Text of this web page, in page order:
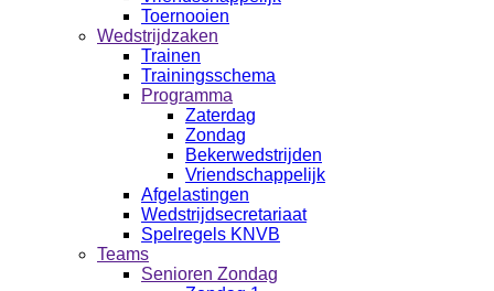
Toernooien
Wedstrijdzaken
Trainen
Trainingsschema
Programma
Zaterdag
Zondag
Bekerwedstrijden
Vriendschappelijk
Afgelastingen
Wedstrijdsecretariaat
Spelregels KNVB
Teams
Senioren Zondag